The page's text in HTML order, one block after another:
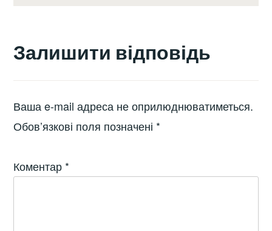
Залишити відповідь
Ваша e-mail адреса не оприлюднюватиметься.
Обов’язкові поля позначені *
Коментар *